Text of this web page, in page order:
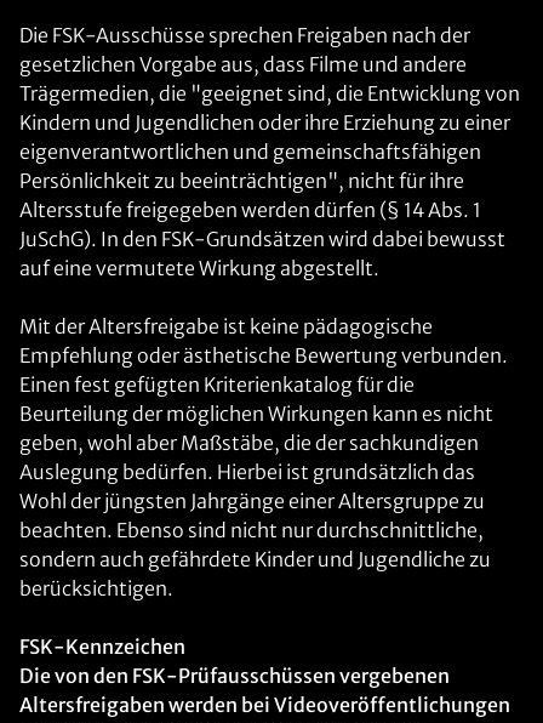
Die FSK-Ausschüsse sprechen Freigaben nach der
gesetzlichen Vorgabe aus, dass Filme und andere
Trägermedien, die "geeignet sind, die Entwicklung von
Kindern und Jugendlichen oder ihre Erziehung zu einer
eigenverantwortlichen und gemeinschaftsfähigen
Persönlichkeit zu beeinträchtigen", nicht für ihre
Altersstufe freigegeben werden dürfen (§ 14 Abs. 1
JuSchG). In den FSK-Grundsätzen wird dabei bewusst
auf eine vermutete Wirkung abgestellt.
Mit der Altersfreigabe ist keine pädagogische
Empfehlung oder ästhetische Bewertung verbunden.
Einen fest gefügten Kriterienkatalog für die
Beurteilung der möglichen Wirkungen kann es nicht
geben, wohl aber Maßstäbe, die der sachkundigen
Auslegung bedürfen. Hierbei ist grundsätzlich das
Wohl der jüngsten Jahrgänge einer Altersgruppe zu
beachten. Ebenso sind nicht nur durchschnittliche,
sondern auch gefährdete Kinder und Jugendliche zu
berücksichtigen.
FSK-Kennzeichen
Die von den FSK-Prüfausschüssen vergebenen
Altersfreigaben werden bei Videoveröffentlichungen